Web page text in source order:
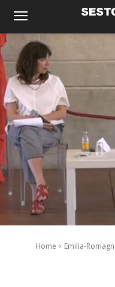
Home Emilia-